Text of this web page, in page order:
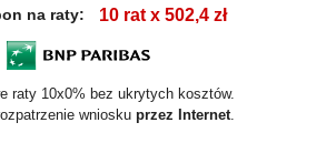
na raty: 10 rat x 502,4 zł
raty 10x0% bez ukrytych kosztów.
wniosku przez Internet